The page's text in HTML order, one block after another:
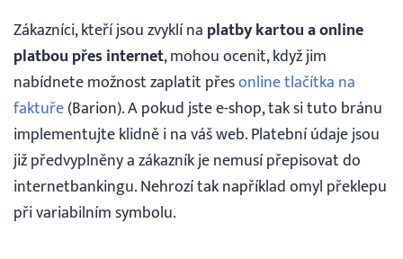
Zákazníci, kteří jsou zvyklí na platby kartou a online
platbou přes internet, mohou ocenit, když jim
nabídnete možnost zaplatit přesonline tlačítka na
faktuře(Barion). A pokud jste e-shop, tak si tuto bránu
implementujte klidně i na váš web. Platební údaje jsou
již předvyplněny a zákazník je nemusí přepisovat do
internetbankingu. Nehrozí tak například omyl překlepu
při variabilním symbolu.